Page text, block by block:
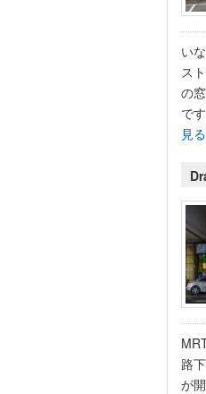
い
ス
の
で
見る
路
が